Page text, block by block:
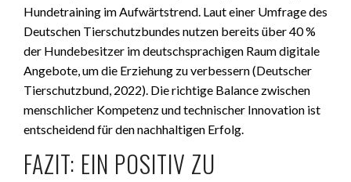
Hundetraining im Aufwärtstrend. Laut einer Umfrage des
Deutschen Tierschutzbundes nutzen bereits über 40 %
der Hundebesitzer im deutschsprachigen Raum digitale
Angebote, um die Erziehung zu verbessern (Deutscher
Tierschutzbund, 2022). Die richtige Balance zwischen
menschlicher Kompetenz und technischer Innovation ist
entscheidend für den nachhaltigen Erfolg.
FAZIT: EIN POSITIV ZU